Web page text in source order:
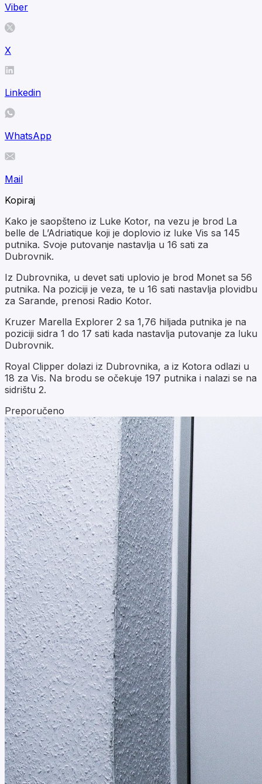
Viber
X
Linkedin
WhatsApp
Mail
Kopiraj
Kako je saopšteno iz Luke Kotor, na vezu je brod La
belle de L’Adriatique koji je doplovio iz luke Vis sa 145
putnika. Svoje putovanje nastavlja u 16 sati za
Dubrovnik.
Iz Dubrovnika, u devet sati uplovio je brod Monet sa 56
putnika. Na poziciji je veza, te u 16 sati nastavlja plovidbu
za Sarande, prenosi Radio Kotor.
Kruzer Marella Explorer 2 sa 1,76 hiljada putnika je na
poziciji sidra 1 do 17 sati kada nastavlja putovanje za luku
Dubrovnik.
Royal Clipper dolazi iz Dubrovnika, a iz Kotora odlazi u
18 za Vis. Na brodu se očekuje 197 putnika i nalazi se na
sidrištu 2.
Preporučeno